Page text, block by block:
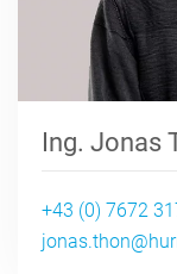
Ing. Jonas
+43 (0) 7672